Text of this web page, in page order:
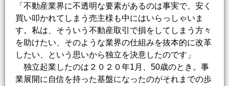
「不動産業界に不透明な要素があるのは事実で、安く
買い叩かれてしまう売主様も中にはいらっしゃいま
す。私は、そういう不動産取引で損をしてしまう方々
を助けたい、そのような業界の仕組みを抜本的に改革
したい、という思いから独立を決意したのです」
独立起業したのは２０２０年1月、50歳のとき。事
業展開に自信を持った基盤になったのがそれまでの歩